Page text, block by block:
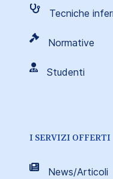
Tecniche
Normative
Studenti
I SERVIZI OFFERTI
News/Articoli